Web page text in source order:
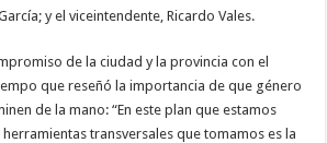
y el viceintendente, Ricardo Vales.
de la ciudad y la provincia con el
que reseñó la importancia de que género
de la mano: “En este plan que estamos
transversales que tomamos es la